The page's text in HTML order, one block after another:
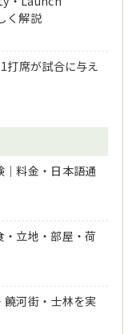
く解説
席が試合に与え
料金・日本語通
・立地・部屋・荷
饒河街・士林を実